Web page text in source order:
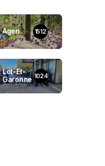
Agen 1512
Lot-Et-
Garonne 1024